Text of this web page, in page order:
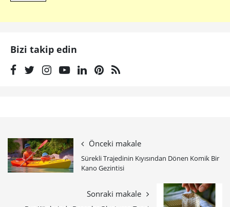
Bizi takip edin
Önceki makale
Sürekli Trajedinin Kıyısından Dönen Komik Bir
Kano Gezintisi
Sonraki makale